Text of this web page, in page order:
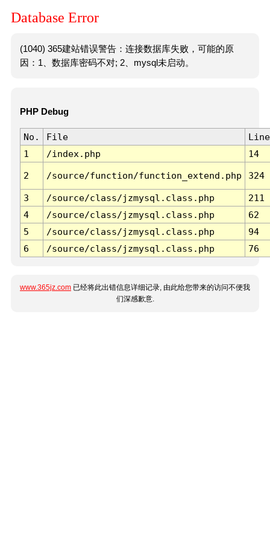
Database Error
(1040) 365建站错误警告：连接数据库失败，可能的原
因：1、数据库密码不对; 2、mysql未启动。
PHP Debug
No. File
Line
1
/index.php 14
2 /source/function/function_extend.php 324
3 /source/class/jzmysql.class.php
211
4
/source/class/jzmysql.class.php
62
5
/source/class/jzmysql.class.php
94
6
/source/class/jzmysql.class.php 76
www.365jz.com 已经将此出错信息详细记录, 由此给您带来的访问不便我
们深感歉意.